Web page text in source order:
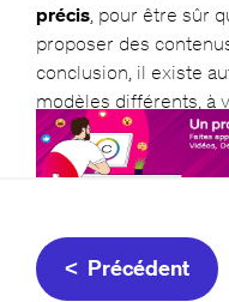
précis, pour être sûr
proposer des
conclusion, il existe
modèles différents, à
< Précédent